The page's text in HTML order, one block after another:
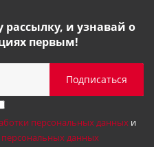
и узнавай о
первым!
персональных данныхи
данных